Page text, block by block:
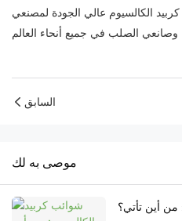
كربيد الكالسيوم عالي الجودة لمصنعي
السابق
موصى به لك
من أين تأتي؟